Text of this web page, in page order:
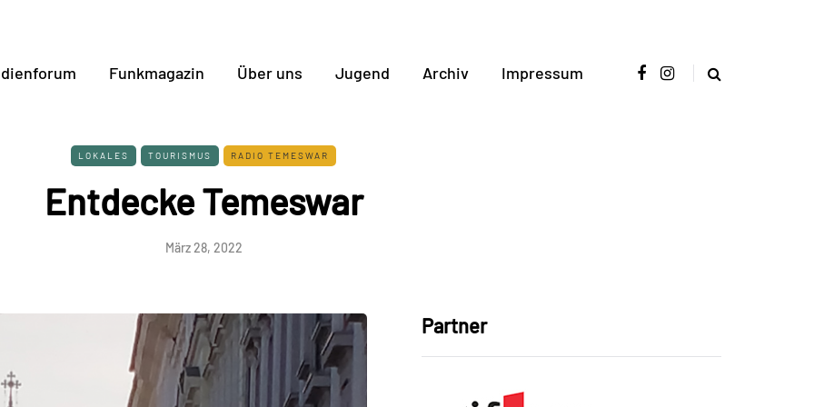
Funkmagazin Über uns Jugend Archiv Impressum
LOKALES TOURISMUS RADIO TEMESWAR
Entdecke Temeswar
März 28, 2022
Partner